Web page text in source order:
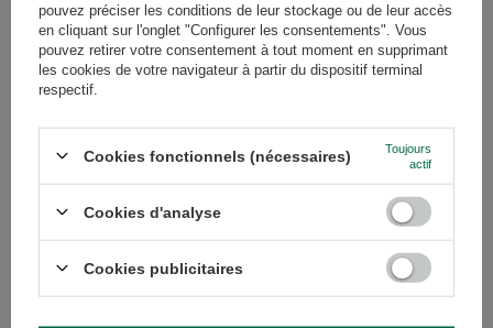
RECOMMANDÉS
pouvez préciser les conditions de leur stockage ou de leur accès
en cliquant sur l'onglet "Configurer les consentements". Vous
pouvez retirer votre consentement à tout moment en supprimant
les cookies de votre navigateur à partir du dispositif terminal
respectif.
Cookies fonctionnels (nécessaires)
Toujours
actif
Cookies d'analyse
Cookies publicitaires